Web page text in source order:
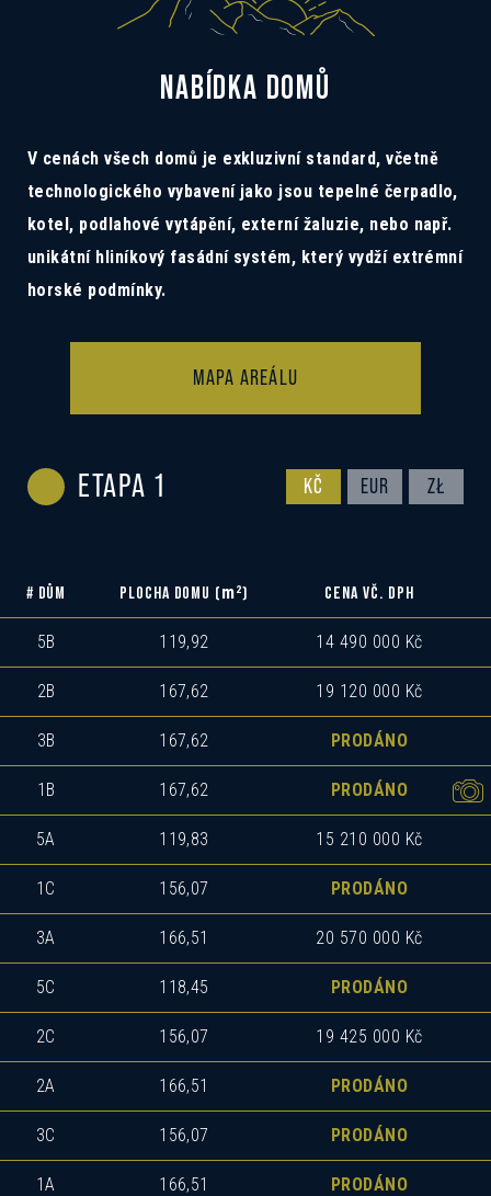
NABÍDKA DOMŮ
V cenách všech domů je exkluzivní standard, včetně
technologického vybavení jako jsou tepelné čerpadlo,
kotel, podlahové vytápění, externí žaluzie, nebo např.
unikátní hliníkový fasádní systém, který vydží extrémní
horské podmínky.
MAPA AREÁLU
ETAPA 1 KČ EUR ZŁ
# DŮM PLOCHA DOMU (m2) CENA VČ. DPH
5B 119,92 14 490 000 Kč
2B 167,62 19 120 000 Kč
3B 167,62 PRODÁNO
1B 167,62 PRODÁNO
5A 119,83 15 210 000 Kč
1C 156,07 PRODÁNO
3A 166,51 20 570 000 Kč
5C 118,45 PRODÁNO
2C 156,07 19 425 000 Kč
2A 166,51 PRODÁNO
3C 156,07 PRODÁNO
1A 166,51 PRODÁNO